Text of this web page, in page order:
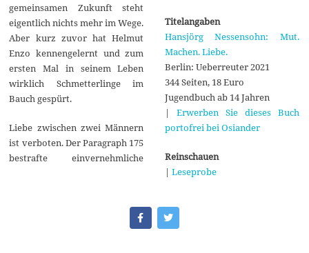
gemeinsamen Zukunft steht
eigentlich nichts mehr im Wege.
Aber kurz zuvor hat Helmut
Enzo kennengelernt und zum
ersten Mal in seinem Leben
wirklich Schmetterlinge im
Bauch gespürt.
Liebe zwischen zwei Männern
ist verboten. Der Paragraph 175
bestrafte einvernehmliche
Titelangaben
Hansjörg Nessensohn: Mut.
Machen. Liebe.
Berlin: Ueberreuter 2021
344 Seiten, 18 Euro
Jugendbuch ab 14 Jahren
| Erwerben Sie dieses Buch
portofrei bei Osiander
Reinschauen
| Leseprobe